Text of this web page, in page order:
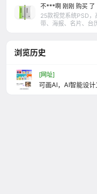
不***啊 刚刚 购买 了
25款视觉系统PSD
带、海报、名片、台
浏览历史
[网址]
可画AI，AI智能设